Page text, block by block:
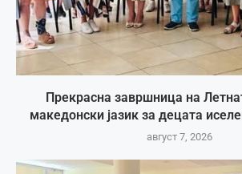
Прекрасна завршница на
македонски јазик за децата
август 7, 2026